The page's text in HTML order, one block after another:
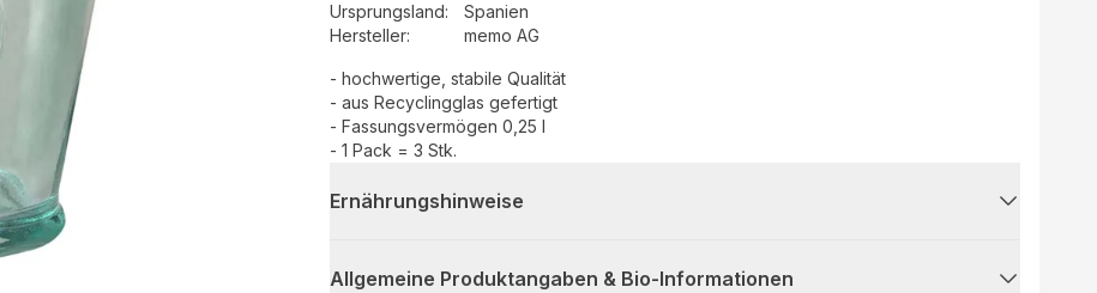
Ursprungsland:
Spanien
Hersteller: memo AG
- hochwertige, stabile Qualität
- aus Recyclingglas gefertigt
- Fassungsvermögen 0,25 l
- 1 Pack = 3 Stk.
Ernährungshinweise
Allgemeine Produktangaben & Bio-Informationen